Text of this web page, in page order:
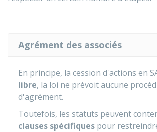
Agrément des associés
En principe, la cession d'actions en
libre, la loi ne prévoit aucune
d'agrément.
Toutefois, les statuts peuvent
clauses spécifiques pour